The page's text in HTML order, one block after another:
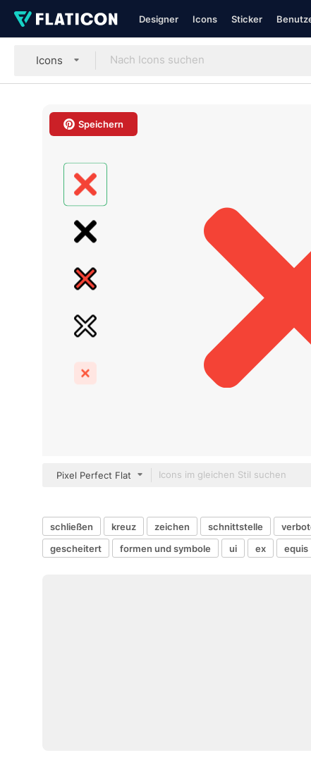
Designer Icons Sticker
Icons
Speichern
Pixel Perfect Flat
schließen kreuz zeichen schnittstelle
gescheitert
formen und symbole ui ex equis